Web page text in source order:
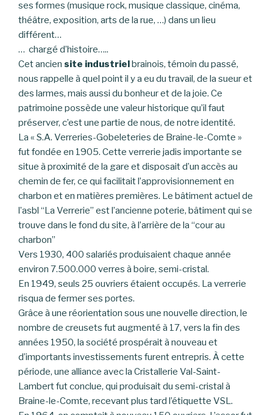
ses formes (musique rock, musique classique, cinéma,
théâtre, exposition, arts de la rue, …) dans un lieu
différent…
… chargé d’histoire…..
Cet ancien site industrielbrainois, témoin du passé,
nous rappelle à quel point il y a eu du travail, de la sueur et
des larmes, mais aussi du bonheur et de la joie. Ce
patrimoine possède une valeur historique qu’il faut
préserver, c’est une partie de nous, de notre identité.
La « S.A. Verreries-Gobeleteries de Braine-le-Comte »
fut fondée en 1905. Cette verrerie jadis importante se
situe à proximité de la gare et disposait d’un accès au
chemin de fer, ce qui facilitait l’approvisionnement en
charbon et en matières premières. Le bâtiment actuel de
l’asbl “La Verrerie” est l’ancienne poterie, bâtiment qui se
trouve dans le fond du site, à l’arrière de la “cour au
charbon”
Vers 1930, 400 salariés produisaient chaque année
environ 7.500.000 verres à boire, semi-cristal.
En 1949, seuls 25 ouvriers étaient occupés. La verrerie
risqua de fermer ses portes.
Grâce à une réorientation sous une nouvelle direction, le
nombre de creusets fut augmenté à 17, vers la fin des
années 1950, la société prospérait à nouveau et
d’importants investissements furent entrepris. À cette
période, une alliance avec la Cristallerie Val-Saint-
Lambert fut conclue, qui produisait du semi-cristal à
Braine-le-Comte, recevant plus tard l’étiquette VSL.